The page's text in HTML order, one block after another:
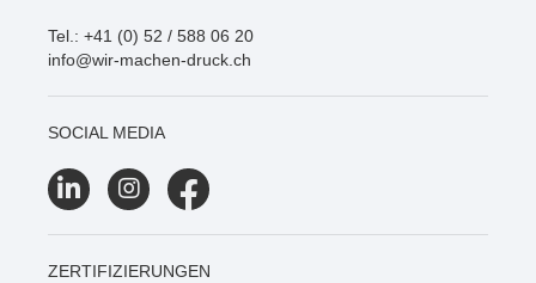
Tel.: +41 (0) 52 / 588 06 20
info@wir-machen-druck.ch
SOCIAL MEDIA
ZERTIFIZIERUNGEN